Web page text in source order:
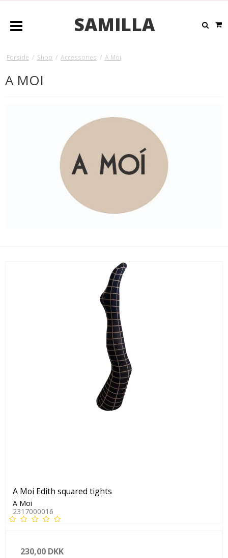
SAMILLA
Forside / Shop / Accessories / A Moi
A MOI
A Moi Edith squared tights
A Moi
2317000016
230,00 DKK